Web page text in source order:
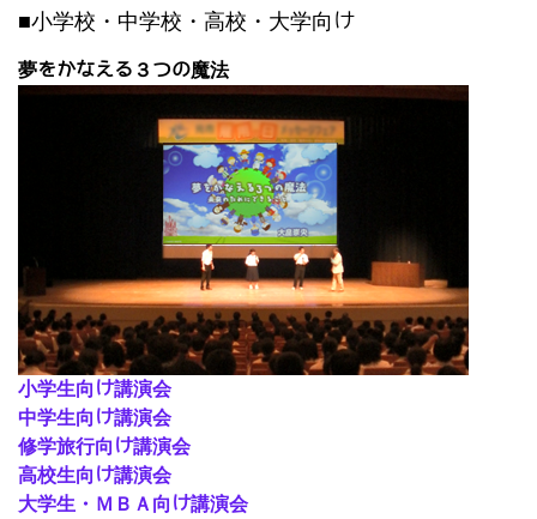
■小学校・中学校・高校・大学向け
夢をかなえる３つの魔法
小学生向け講演会
中学生向け講演会
修学旅行向け講演会
高校生向け講演会
大学生・ＭＢＡ向け講演会